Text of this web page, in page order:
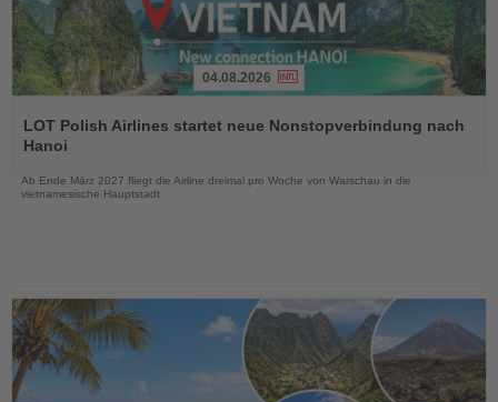
Sie
die
04.08.2026
LOT Polish Airlines startet neue Nonstopverbindung nach
Hanoi
Ab Ende März 2027 fliegt die Airline dreimal pro Woche von Warschau in die
vietnamesische Hauptstadt